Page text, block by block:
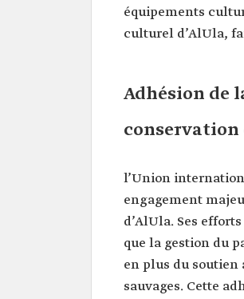
équipements
culturel d’AlUla,
Adhésion de
conservation
l’Union
engagement
d’AlUla. Ses
que la gestion du
en plus du soutien
sauvages. Cette